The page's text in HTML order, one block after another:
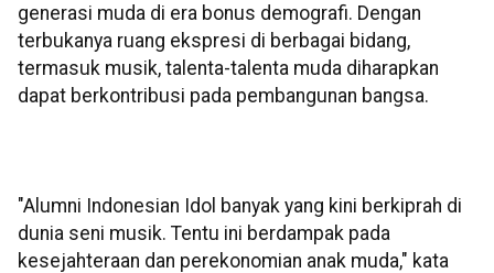
generasi muda di era bonus demografi. Dengan
terbukanya ruang ekspresi di berbagai bidang,
termasuk musik, talenta-talenta muda diharapkan
dapat berkontribusi pada pembangunan bangsa.
"Alumni Indonesian Idol banyak yang kini berkiprah di
dunia seni musik. Tentu ini berdampak pada
kesejahteraan dan perekonomian anak muda," kata